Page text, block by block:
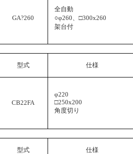
GA?260
全自動
○φ260、□300x260
架台付
型式 仕様
CB22FA
φ220
□250x200
角度切り
型式 仕様